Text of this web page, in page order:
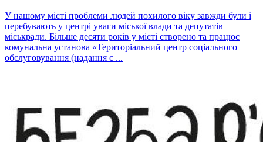
У нашому місті проблеми людей похилого віку завжди були і
перебувають у центрі уваги міської влади та депутатів
міськради. Більше десяти років у місті створено та працює
комунальна установа «Територіальний центр соціального
обслуговування (надання с ...